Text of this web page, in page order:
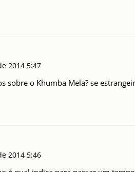
2014 5:47
sobre o Khumba Mela? se
2014 5:46